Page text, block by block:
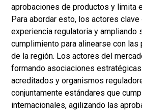
aprobaciones de productos y limita
Para abordar esto, los actores
experiencia regulatoria y ampliando
cumplimiento para alinearse con
de la región. Los actores del
formando asociaciones
acreditados y organismos
conjuntamente estándares que
internacionales, agilizando las